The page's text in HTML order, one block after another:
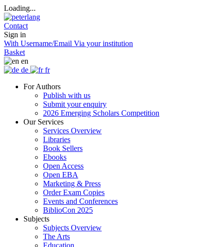
Loading...
Contact
Sign in
With Username/Email Via your institution
Basket
en
de
fr
For Authors
Publish with us
Submit your enquiry
2026 Emerging Scholars Competition
Our Services
Services Overview
Libraries
Book Sellers
Ebooks
Open Access
Open EBA
Marketing & Press
Order Exam Copies
Events and Conferences
BiblioCon 2025
Subjects
Subjects Overview
The Arts
Education